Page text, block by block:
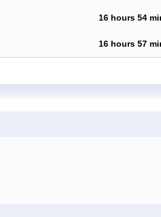
16 hours 54
16 hours 57